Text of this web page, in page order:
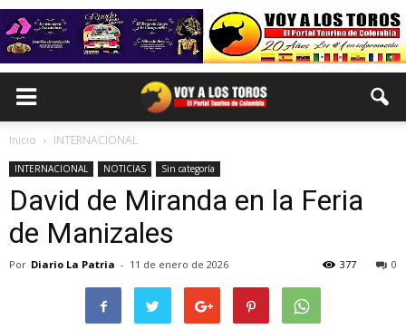
Inicio INTERNACIONAL
INTERNACIONAL NOTICIAS Sin categoría
David de Miranda en la Feria
de Manizales
Por Diario La Patria - 11 de enero de 2026 0
377